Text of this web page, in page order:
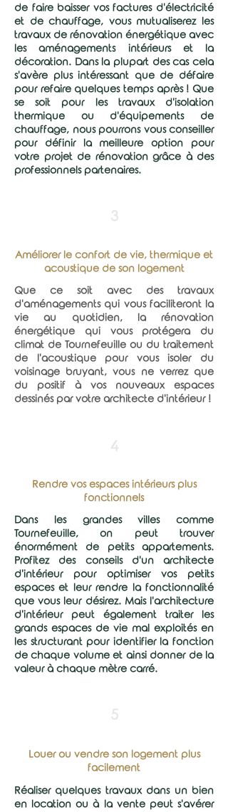
de faire baisser vos factures d'électricité
et de chauffage, vous mutualiserez les
travaux de rénovation énergétique avec
les aménagements intérieurs et la
décoration. Dans la plupart des cas cela
s'avère plus intéressant que de défaire
pour refaire quelques temps après ! Que
se soit pour les travaux d'isolation
thermique ou d'équipements de
chauffage, nous pourrons vous conseiller
pour définir la meilleure option pour
votre projet de rénovation grâce à des
professionnels partenaires.
3
Améliorer le confort de vie, thermique et
acoustique de son logement
Que ce soit avec des travaux
d'aménagements qui vous faciliteront la
vie au quotidien, la rénovation
énergétique qui vous protégera du
climat de Tournefeuille ou du traitement
de l'acoustique pour vous isoler du
voisinage bruyant, vous ne verrez que
du positif à vos nouveaux espaces
dessinés par votre architecte d'intérieur !
4
Rendre vos espaces intérieurs plus
fonctionnels
Dans les grandes villes comme
Tournefeuille, on peut trouver
énormément de petits appartements.
Profitez des conseils d'un architecte
d'intérieur pour optimiser vos petits
espaces et leur rendre la fonctionnalité
que vous leur désirez. Mais l'architecture
d'intérieur peut également traiter les
grands espaces de vie mal exploités en
les structurant pour identifier la fonction
de chaque volume et ainsi donner de la
valeur à chaque mètre carré.
5
Louer ou vendre son logement plus
facilement
Réaliser quelques travaux dans un bien
en location ou à la vente peut s'avérer